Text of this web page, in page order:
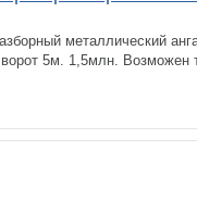
металлический
5м. 1,5млн. Возможен